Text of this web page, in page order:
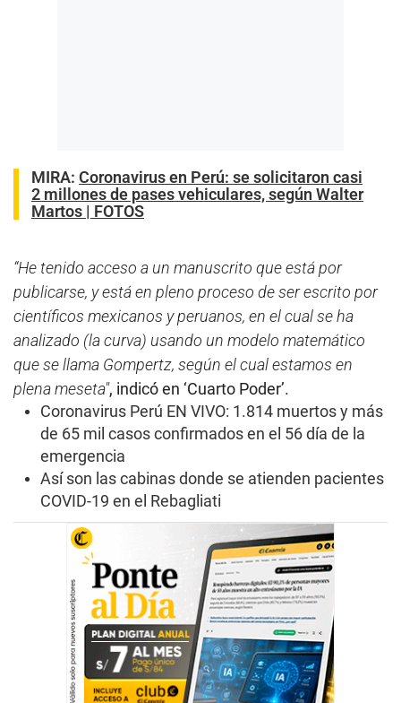
MIRA: Coronavirus en Perú: se solicitaron casi
2 millones de pases vehiculares, según Walter
Martos | FOTOS
“He tenido acceso a un manuscrito que está por
publicarse, y está en pleno proceso de ser escrito por
científicos mexicanos y peruanos, en el cual se ha
analizado (la curva) usando un modelo matemático
que se llama Gompertz, según el cual estamos en
plena meseta", indicó en ‘Cuarto Poder’.
Coronavirus Perú EN VIVO: 1.814 muertos y más
de 65 mil casos confirmados en el 56 día de la
emergencia
Así son las cabinas donde se atienden pacientes
COVID-19 en el Rebagliati